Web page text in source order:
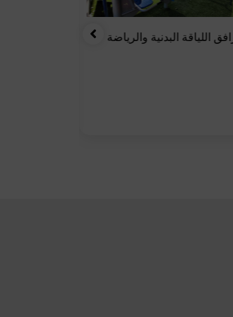
اللياقة البدنية والرياضة